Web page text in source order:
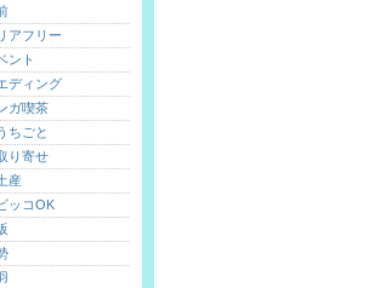
アフリー
ント
ディング
ガ喫茶
ちごと
り寄せ
産
ッコOK